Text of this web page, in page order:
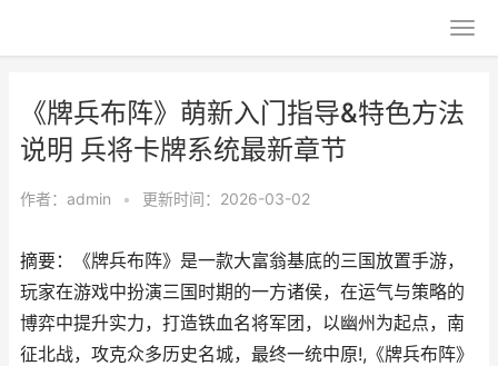
《牌兵布阵》萌新入门指导&特色方法
说明 兵将卡牌系统最新章节
作者： admin • 更新时间：2026-03-02
摘要：《牌兵布阵》是一款大富翁基底的三国放置手游，
玩家在游戏中扮演三国时期的一方诸侯，在运气与策略的
博弈中提升实力，打造铁血名将军团，以幽州为起点，南
征北战，攻克众多历史名城，最终一统中原!,《牌兵布阵》